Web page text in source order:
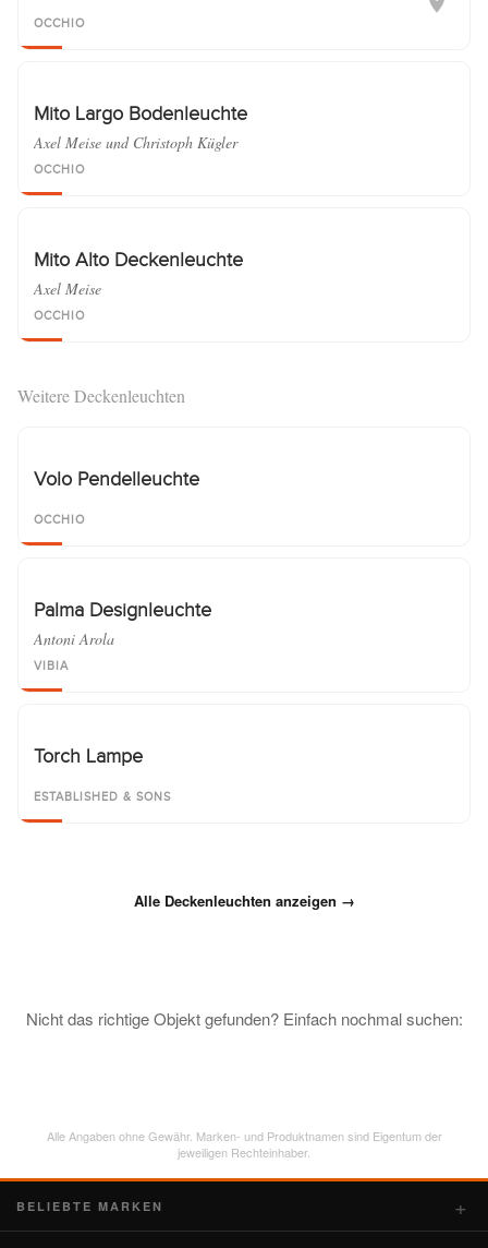
OCCHIO
Mito Largo Bodenleuchte
Axel Meise und Christoph Kügler
OCCHIO
Mito Alto Deckenleuchte
Axel Meise
OCCHIO
Weitere Deckenleuchten
Volo Pendelleuchte
OCCHIO
Palma Designleuchte
Antoni Arola
VIBIA
Torch Lampe
ESTABLISHED & SONS
Alle Deckenleuchten anzeigen →
Nicht das richtige Objekt gefunden? Einfach nochmal suchen:
Alle Angaben ohne Gewähr. Marken- und Produktnamen sind Eigentum der
jeweiligen Rechteinhaber.
BELIEBTE MARKEN